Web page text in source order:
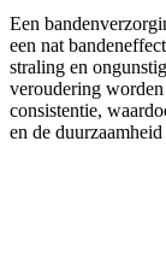
Een
een nat
straling en
veroudering
consistentie,
en de